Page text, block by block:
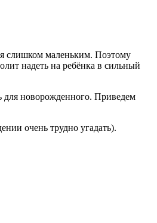
слишком маленьким. Поэтому
надеть на ребёнка в сильный
для новорожденного. Приведем
очень трудно угадать).